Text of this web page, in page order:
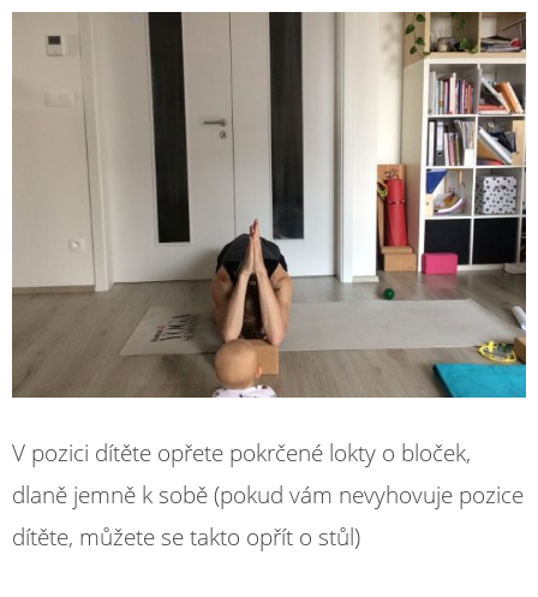
V pozici dítěte opřete pokrčené lokty o bloček,
dlaně jemně k sobě (pokud vám nevyhovuje pozice
dítěte, můžete se takto opřít o stůl)